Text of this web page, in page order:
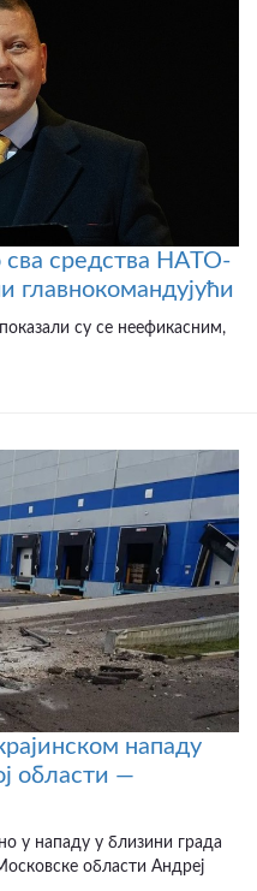
сва средства НАТО-
главнокомандујући
су се неефикасним,
нападу
области —
у нападу у близини града
области Андреј